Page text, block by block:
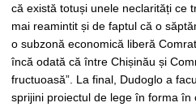
că există totuși unele neclarități ce
mai reamintit și de faptul că o
o subzonă economică liberă
încă odată că între Chișinău și
fructuoasă”. La final, Dudoglo a
sprijini proiectul de lege în forma în